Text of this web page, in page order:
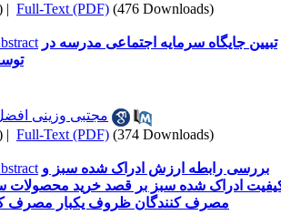
| Full-Text (PDF) (476 Downloads)
تبیین جایگاه سرمایه اجتماعی مدرسه در
مجتبی وزینی
| Full-Text (PDF) (374 Downloads)
بررسی رابطه ارزش ادراک شده سبز و
ادراک شده سبز بر قصد خرید محصولات
مصرف کنندگان ظروف یکبار مصرف